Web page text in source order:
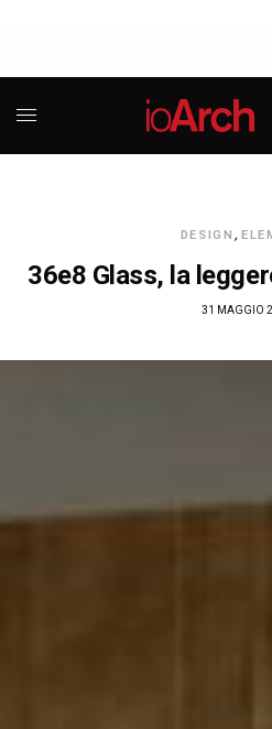
DESIGN ,
36e8 Glass, la
31 MAGGIO